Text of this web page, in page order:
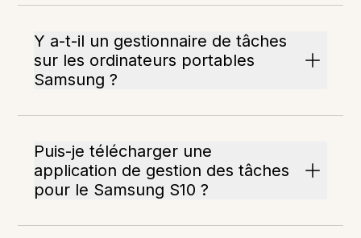
Y a-t-il un gestionnaire de tâches
sur les ordinateurs portables
Samsung ?
Puis-je télécharger une
application de gestion des tâches
pour le Samsung S10 ?